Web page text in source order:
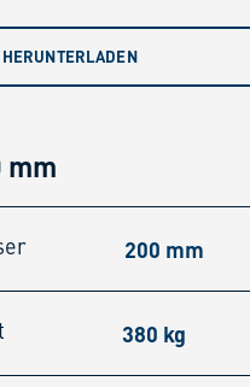
mm
200 mm
380 kg